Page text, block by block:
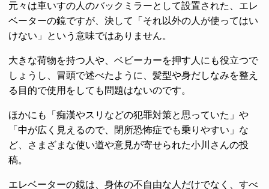
元々は車いすの人のバックミラーとして設置された、エレ
ベーターの鏡ですが、決して「それ以外の人が使ってはい
けない」という意味ではありません。
大きな荷物を持つ人や、ベビーカーを押す人にも役立つで
しょうし、冒頭で述べたように、髪型や身だしなみを整え
る目的で使用をしても問題はないのです。
ほかにも「痴漢やスリなどの犯罪対策と思っていた」や
「中が広く見えるので、閉所恐怖症でも乗りやすい」な
ど、さまざまな使い道や意見が寄せられた小川さんの投
稿。
エレベーターの鏡は、身体の不自由な人だけでなく、すべ